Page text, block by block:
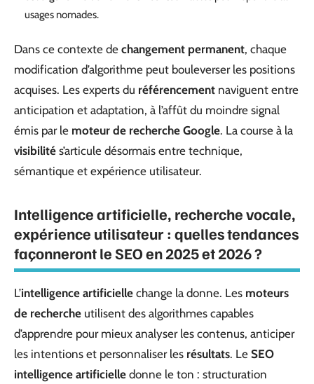
usages nomades.
Dans ce contexte de changement permanent, chaque
modification d’algorithme peut bouleverser les positions
acquises. Les experts du référencement naviguent entre
anticipation et adaptation, à l’affût du moindre signal
émis par le moteur de recherche Google. La course à la
visibilité s’articule désormais entre technique,
sémantique et expérience utilisateur.
Intelligence artificielle, recherche vocale,
expérience utilisateur : quelles tendances
façonneront le SEO en 2025 et 2026 ?
L’intelligence artificielle change la donne. Les moteurs
de recherche utilisent des algorithmes capables
d’apprendre pour mieux analyser les contenus, anticiper
les intentions et personnaliser les résultats. Le SEO
intelligence artificielle donne le ton : structuration